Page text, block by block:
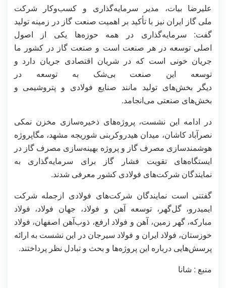
علیرضا بیات، مدیر سرمایه‌گذاری و کسب‌وکار شرکت
ملی گاز ایران نیز با تأکید بر اهمیت صنعت گاز در زمینه تولید
گفت: سرمایه‌گذاری در همه حوزه‌ها یکی از اصول
اصلی توسعه در هر صنعت است و صنعت گاز در کشور ما
جریان خونی است که در شریان اقتصادی جریان دارد و
توسعه این صنعت بی‌شک به توسعه در
دیگر بخش‌های تولید مانند صنایع فولادی و پتروشیمی و
بخش‌های صنعتی می‌انجامد.
در ادامه این نشست، پروژه‌های ذخیره‌سازی مخزن نمکی
نصرآباد کاشان، میدان هیدروکربنی شوریجه مشهد، مگاپروژه
هوشمندسازی مصرف گاز و پروژه بهینه‌سازی مصرف گاز در
ایستگاه‌های تقویت فشار گاز برای سرمایه‌گذاری به
نمایندگان شرکت‌های فولادی کشور معرفی شدند.
گفتنی است نمایندگان شرکت‌های فولادی ازجمله شرکت
ایمیدرو، گل‌گهر، توسعه آهن و فولاد، جهان فولاد، فولاد
مبارکه، گهر زمین، آهن و فولاد ارفع، ذوب‌آهن اصفهان، فولاد
خوزستان، فولاد ایران و فولاد سیرجان در این نشست به ارائه
پرسش‌هایی درباره این پروژه‌ها و بحث و تبادل نظر پرداختند.
منبع : شانا